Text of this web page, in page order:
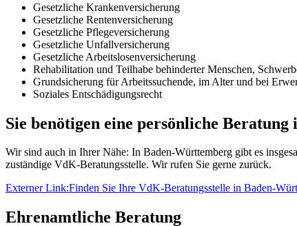
Gesetzliche Krankenversicherung
Gesetzliche Rentenversicherung
Gesetzliche Pflegeversicherung
Gesetzliche Unfallversicherung
Gesetzliche Arbeitslosenversicherung
Rehabilitation und Teilhabe behinderter Menschen,
Grundsicherung für Arbeitssuchende, im Alter und bei
Soziales Entschädigungsrecht
Sie benötigen eine persönliche Beratung
Wir sind auch in Ihrer Nähe: In Baden-Württemberg gibt es
zuständige VdK-Beratungsstelle. Wir rufen Sie gerne zurück.
Externer Link:Finden Sie Ihre VdK-Beratungsstelle in Baden-
Ehrenamtliche Beratung